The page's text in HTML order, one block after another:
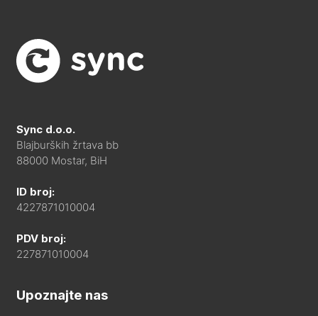
Sync d.o.o.
Blajburških žrtava bb
88000 Mostar, BiH
ID broj:
4227871010004
PDV broj:
227871010004
Upoznajte nas